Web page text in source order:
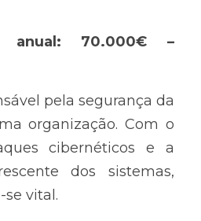
anual: 70.000€ –
pela segurança da
organização. Com o
cibernéticos e a
dos sistemas,
vital.